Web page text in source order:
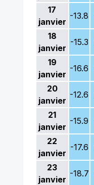
17
janvier
-13.8
18
janvier
-15.3
19
janvier
-16.6
20
janvier
-12.6
21
janvier
-15.9
22
janvier
-17.6
23
janvier
-18.7